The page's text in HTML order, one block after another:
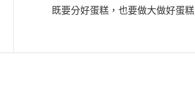
既要分好蛋糕，也要做大做好蛋糕